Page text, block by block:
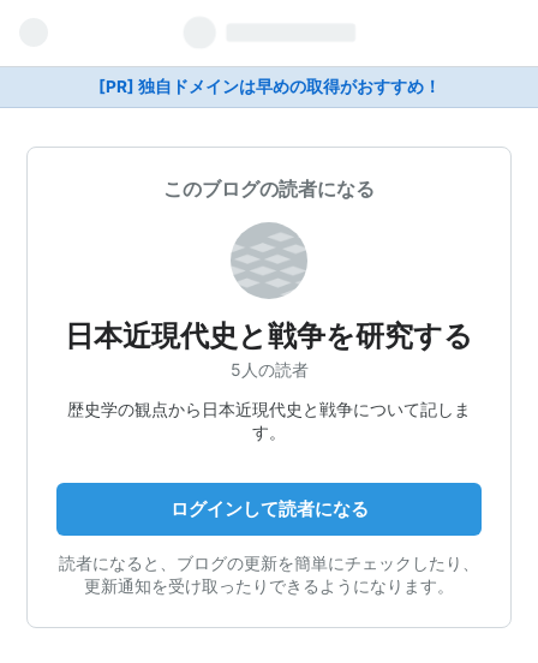
[PR] 独自ドメインは早めの取得がおすすめ！
このブログの読者になる
日本近現代史と戦争を研究する
5人の読者
歴史学の観点から日本近現代史と戦争について記しま
す。
ログインして読者になる
読者になると、ブログの更新を簡単にチェックしたり、
更新通知を受け取ったりできるようになります。